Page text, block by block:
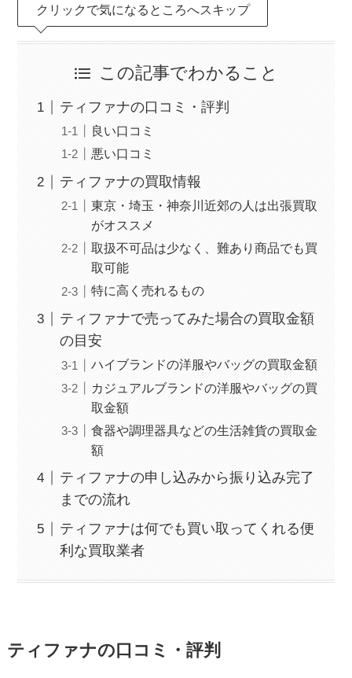
クリックで気になるところへスキップ
この記事でわかること
ティファナの口コミ・評判
良い口コミ
悪い口コミ
ティファナの買取情報
東京・埼玉・神奈川近郊の人は出張買取
がオススメ
取扱不可品は少なく、難あり商品でも買
取可能
特に高く売れるもの
ティファナで売ってみた場合の買取金額
の目安
ハイブランドの洋服やバッグの買取金額
カジュアルブランドの洋服やバッグの買
取金額
食器や調理器具などの生活雑貨の買取金
額
ティファナの申し込みから振り込み完了
までの流れ
ティファナは何でも買い取ってくれる便
利な買取業者
ティファナの口コミ・評判